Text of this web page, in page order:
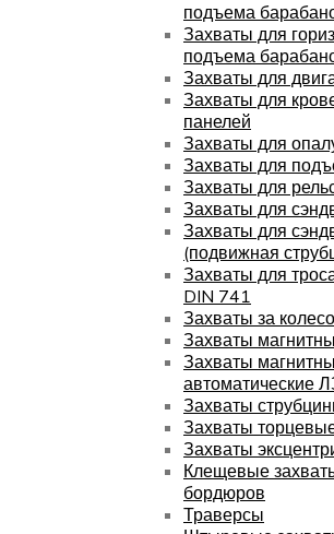
подъема
Захваты для
подъема
Захваты для
Захваты для
панелей
Захваты для
Захваты для
Захваты для
Захваты для
Захваты для
(подвижная
Захваты для
DIN 741
Захваты за колесо
Захваты
Захваты
автоматические
Захваты
Захваты
Захваты
Клещевые
бордюров
Траверсы